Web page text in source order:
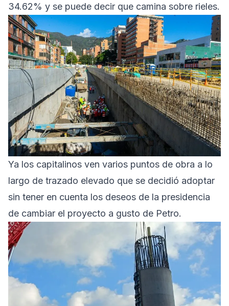
34.62% y se puede decir que camina sobre rieles.
Ya los capitalinos ven varios puntos de obra a lo
largo de trazado elevado que se decidió adoptar
sin tener en cuenta los deseos de la presidencia
de cambiar el proyecto a gusto de Petro.